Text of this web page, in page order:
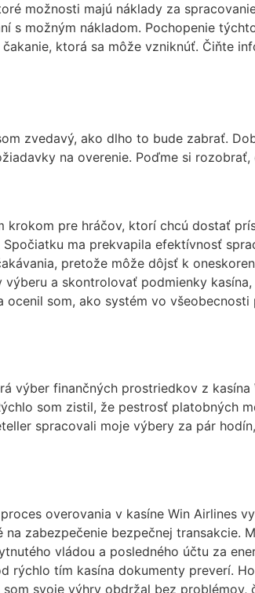
možnosti majú náklady za
možným nákladom. Pochopenie
ktorá sa môže vzniknúť. Čiňte
zvedavý, ako dlho to bude zabrať.
na overenie. Poďme si
pre hráčov, ktorí chcú dostať
ma prekvapila efektívnosť
pretože môže dôjsť k
a skontrolovať podmienky
som, ako systém vo
výber finančných prostriedkov z kasína
som zistil, že pestrosť platobných
spracovali moje výbery za pár
overovania v kasíne Win Airlines
zabezpečenie bezpečnej transakcie.
vládou a posledného účtu za
tím kasína dokumenty preverí.
svoje výhry obdržal bez